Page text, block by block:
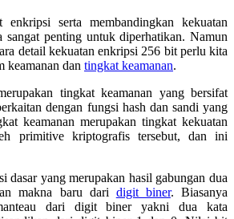
enkripsi serta membandingkan kekuatan
sangat penting untuk diperhatikan. Namun
detail kekuatan enkripsi 256 bit perlu kita
keamanan dan tingkat keamanan.
tingkat keamanan yang bersifat
dengan fungsi hash dan sandi yang
keamanan merupakan tingkat kekuatan
primitive kriptografis tersebut, dan ini
dasar yang merupakan hasil gabungan dua
makna baru dari digit biner. Biasanya
dari digit biner yakni dua kata